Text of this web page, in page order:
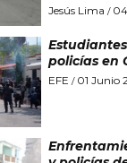
Jesús Lima /
policías en
EFE / 01 Junio